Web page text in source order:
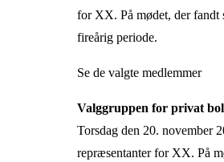
for XX. På mødet, der fandt
fireårig periode.
Se de valgte medlemmer
Valggruppen for privat
Torsdag den 20. november
repræsentanter for XX. På